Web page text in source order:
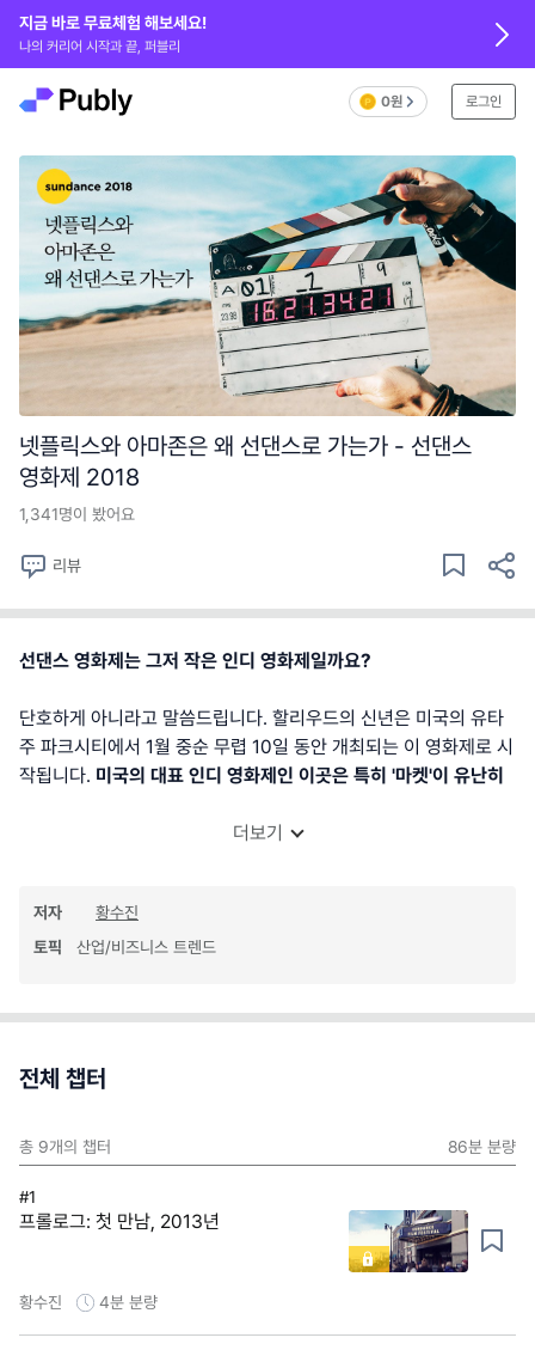
0원 로그인
지금 바로 무료체험 해보세요!
나의 커리어 시작과 끝, 퍼블리
넷플릭스와 아마존은 왜 선댄스로 가는가 - 선댄스
영화제 2018
1,341명이 봤어요
리뷰
선댄스 영화제는 그저 작은 인디 영화제일까요?
단호하게 아니라고 말씀드립니다. 할리우드의 신년은 미국의 유타
주 파크시티에서 1월 중순 무렵 10일 동안 개최되는 이 영화제로 시
작됩니다. 미국의 대표 인디 영화제인 이곳은 특히 '마켓'이 유난히
더보기
저자
황수진
토픽
산업/비즈니스 트렌드
전체 챕터
총 9개의 챕터 86분 분량
#1
프롤로그: 첫 만남, 2013년
황수진 4분 분량